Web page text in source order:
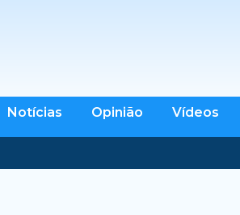
Notícias Opinião Vídeos